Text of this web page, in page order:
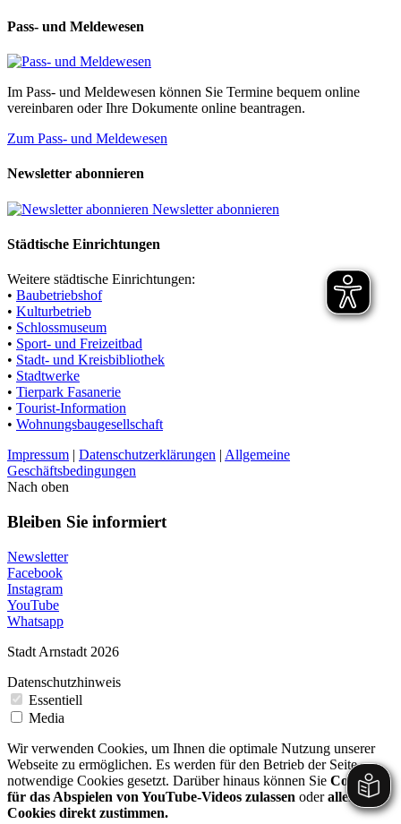
Pass- und Meldewesen
Im Pass- und Meldewesen können Sie Termine bequem online
vereinbaren oder Ihre Dokumente online beantragen.
Zum Pass- und Meldewesen
Newsletter abonnieren
Newsletter abonnieren
Städtische Einrichtungen
Weitere städtische Einrichtungen:
• Baubetriebshof
• Kulturbetrieb
• Schlossmuseum
• Sport- und Freizeitbad
• Stadt- und Kreisbibliothek
• Stadtwerke
• Tierpark Fasanerie
• Tourist-Information
• Wohnungsbaugesellschaft
Impressum | Datenschutzerklärungen | Allgemeine
Geschäftsbedingungen
Nach oben
Bleiben Sie informiert
Newsletter
Facebook
Instagram
YouTube
Whatsapp
Stadt Arnstadt 2026
Datenschutzhinweis
Essentiell
Media
Wir verwenden Cookies, um Ihnen die optimale Nutzung unserer
Webseite zu ermöglichen. Es werden für den Betrieb der Seite
notwendige Cookies gesetzt. Darüber hinaus können Sie Cookies
für das Abspielen von YouTube-Videos zulassen oderallen
Cookies direkt zustimmen.